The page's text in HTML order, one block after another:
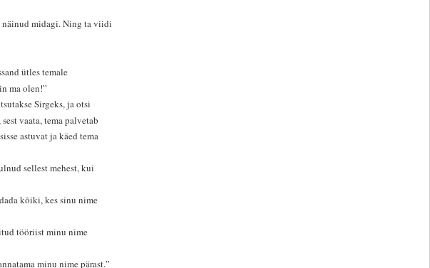
näinud midagi. Ning ta viidi
ütles temale
ma olen!”
Sirgeks, ja otsi
vaata, tema palvetab
astuvat ja käed tema
sellest mehest, kui
kõiki, kes sinu nime
tööriist minu nime
minu nime pärast.”